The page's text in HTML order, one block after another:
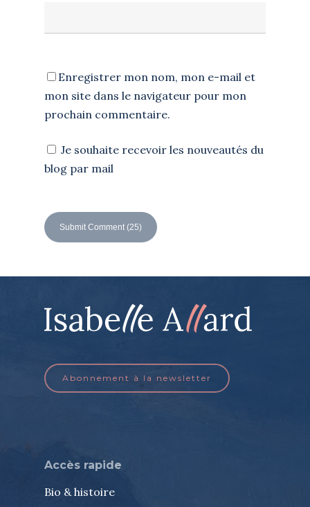
Enregistrer mon nom, mon e-mail et
mon site dans le navigateur pour mon
prochain commentaire.
Je souhaite recevoir les nouveautés du
blog par mail
Abonnement à la newsletter
Accès rapide
Bio & histoire